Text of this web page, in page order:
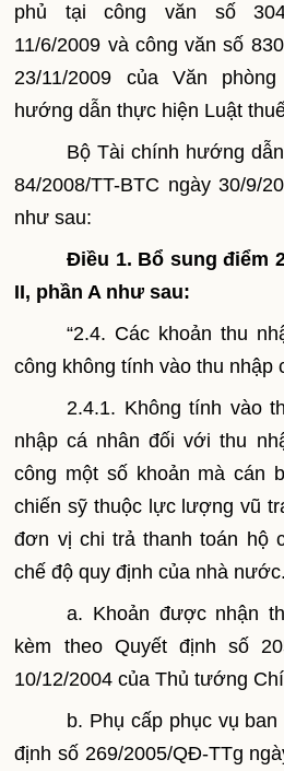
phủ tại công văn số
11/6/2009 và công văn số
23/11/2009 của Văn
hướng dẫn thực hiện Luật
Bộ Tài chính hướng
84/2008/TT-BTC ngày 30/9/
như sau:
Điều 1. Bổ sung điểm
II, phần A như sau:
“2.4. Các khoản thu
công không tính vào thu nhập
2.4.1. Không tính vào
nhập cá nhân đối với thu
công một số khoản mà cán
chiến sỹ thuộc lực lượng vũ
đơn vị chi trả thanh toán hộ
chế độ quy định của nhà
a. Khoản được nhận
kèm theo Quyết định số
10/12/2004 của Thủ tướng
b. Phụ cấp phục vụ
định số 269/2005/QĐ-TTg